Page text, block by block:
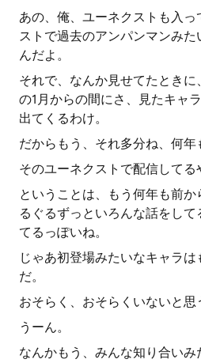
あの、俺、ユーネクストも入
ストで過去のアンパンマンみ
んだよ。
それで、なんか見せてたときに
の1月からの間にさ、見たキャ
出てくるわけ。
だからもう、それ多分ね、何年
そのユーネクストで配信してる
ということは、もう何年も前
るぐるずっといろんな話をし
てるっぽいね。
じゃあ初登場みたいなキャラ
だ。
おそらく、おそらくいないと思
うーん。
なんかもう、みんな知り合い